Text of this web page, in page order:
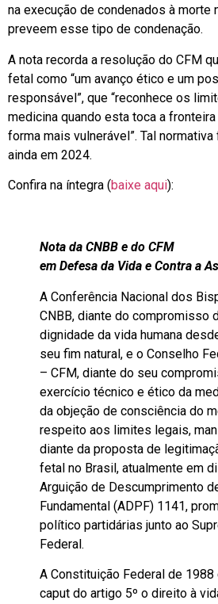
na execução de condenados à morte
preveem esse tipo de condenação.
A nota recorda a resolução do CFM
fetal como “um avanço ético e um
responsável”, que “reconhece os
medicina quando esta toca a
forma mais vulnerável”. Tal
ainda em 2024.
Confira na íntegra (baixe aqui):
Nota da CNBB e do CFM
em Defesa da Vida e Contra a
A Conferência Nacional dos
CNBB, diante do compromisso
dignidade da vida humana
seu fim natural, e o Conselho
– CFM, diante do seu
exercício técnico e ético da
da objeção de consciência do
respeito aos limites legais,
diante da proposta de
fetal no Brasil, atualmente em
Arguição de Descumprimento
Fundamental (ADPF) 1141,
político partidárias junto ao
Federal.
A Constituição Federal de 1988
caput do artigo 5º o direito à